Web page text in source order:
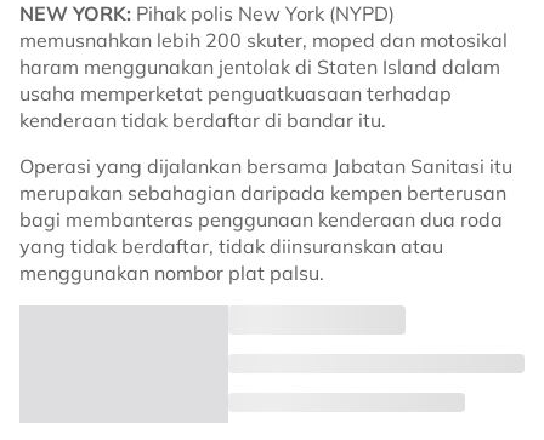
NEW YORK: Pihak polis New York (NYPD)
memusnahkan lebih 200 skuter, moped dan motosikal
haram menggunakan jentolak di Staten Island dalam
usaha memperketat penguatkuasaan terhadap
kenderaan tidak berdaftar di bandar itu.
Operasi yang dijalankan bersama Jabatan Sanitasi itu
merupakan sebahagian daripada kempen berterusan
bagi membanteras penggunaan kenderaan dua roda
yang tidak berdaftar, tidak diinsuranskan atau
menggunakan nombor plat palsu.